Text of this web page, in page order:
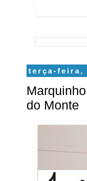
terça-feira,
do Monte